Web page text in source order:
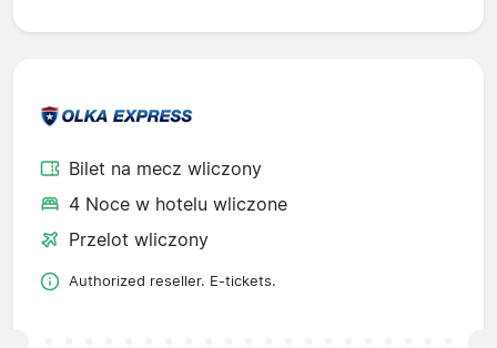
Bilet na mecz wliczony
4 Noce w hotelu wliczone
Przelot wliczony
Authorized reseller. E-tickets.